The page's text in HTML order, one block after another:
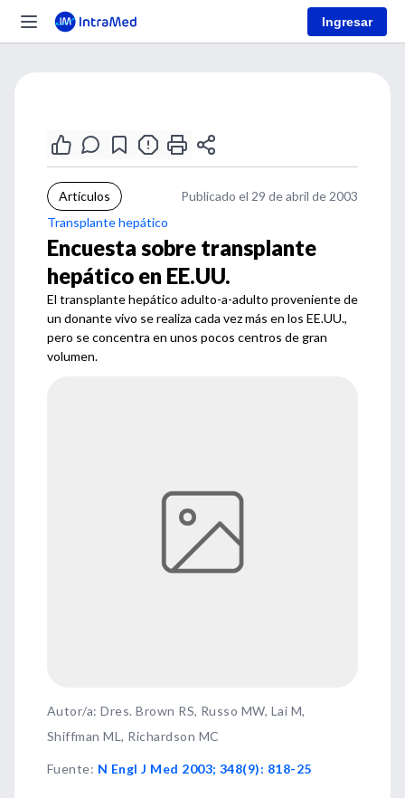
Ingresar
Artículos
Publicado el 29 de abril de 2003
Transplante hepático
Encuesta sobre transplante
hepático en EE.UU.
El transplante hepático adulto-a-adulto proveniente de
un donante vivo se realiza cada vez más en los EE.UU.,
pero se concentra en unos pocos centros de gran
volumen.
Autor/a: Dres. Brown RS, Russo MW, Lai M,
Shiffman ML, Richardson MC
Fuente: N Engl J Med 2003; 348(9): 818-25